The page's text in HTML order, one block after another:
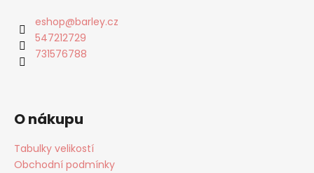
eshop@barley.cz
547212729
731576788
O nákupu
Tabulky velikostí
Obchodní podmínky